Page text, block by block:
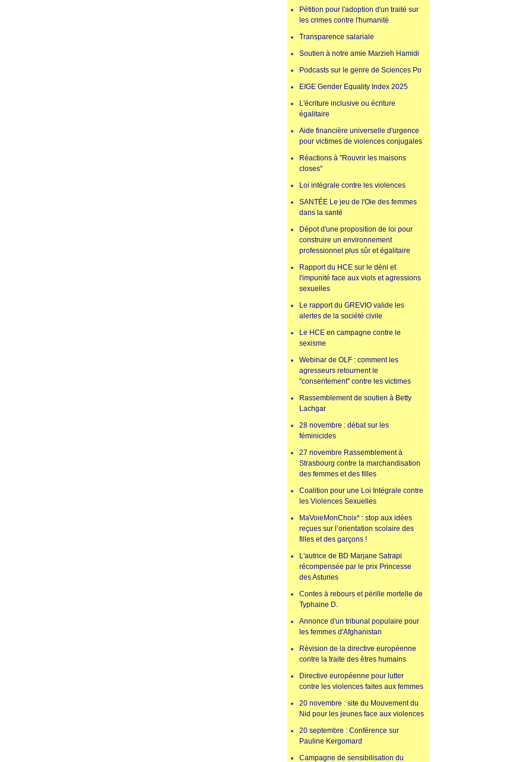
Pétition pour l'adoption d'un traité sur
les crimes contre l'humanité
Transparence salariale
Soutien à notre amie Marzieh Hamidi
Podcasts sur le genre de Sciences Po
EIGE Gender Equality Index 2025
L'écriture inclusive ou écriture
égalitaire
Aide financière universelle d'urgence
pour victimes de violences conjugales
Réactions à "Rouvrir les maisons
closes"
Loi intégrale contre les violences
SANTÉE Le jeu de l'Oie des femmes
dans la santé
Dépot d'une proposition de loi pour
construire un environnement
professionnel plus sûr et égalitaire
Rapport du HCE sur le déni et
l'impunité face aux viols et agressions
sexuelles
Le rapport du GREVIO valide les
alertes de la société civile
Le HCE en campagne contre le
sexisme
Webinar de OLF : comment les
agresseurs retournent le
"consentement" contre les victimes
Rassemblement de soutien à Betty
Lachgar
28 novembre : débat sur les
féminicides
27 novembre Rassemblement à
Strasbourg contre la marchandisation
des femmes et des filles
Coalition pour une Loi Intégrale contre
les Violences Sexuelles
MaVoieMonChoix* : stop aux idées
reçues sur l’orientation scolaire des
filles et des garçons !
L'autrice de BD Marjane Satrapi
récompensée par le prix Princesse
des Asturies
Contes à rebours et pérille mortelle de
Typhaine D.
Annonce d'un tribunal populaire pour
les femmes d'Afghanistan
Révision de la directive européenne
contre la traite des êtres humains
Directive européenne pour lutter
contre les violences faites aux femmes
20 novembre : site du Mouvement du
Nid pour les jeunes face aux violences
20 septembre : Conférence sur
Pauline Kergomard
Campagne de sensibilisation du